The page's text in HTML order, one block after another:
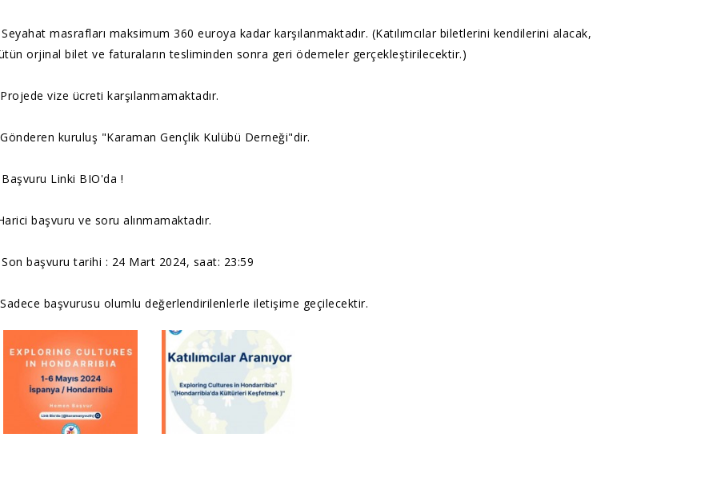
masrafları maksimum 360 euroya kadar karşılanmaktadır. (Katılımcılar biletlerini kendilerini alacak,
orjinal bilet ve faturaların tesliminden sonra geri ödemeler gerçekleştirilecektir.)
vize ücreti karşılanmamaktadır.
kuruluş "Karaman Gençlik Kulübü Derneği"dir.
Linki BIO'da !
başvuru ve soru alınmamaktadır.
başvuru tarihi : 24 Mart 2024, saat: 23:59
başvurusu olumlu değerlendirilenlerle iletişime geçilecektir.